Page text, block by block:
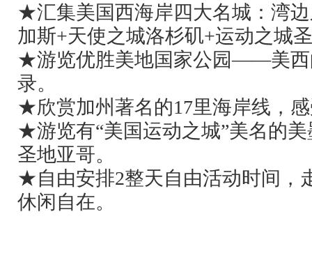
★汇集美国西海岸四大名城：湾
加斯+天使之城洛杉矶+运动之城
★游览优胜美地国家公园——美西
录。
★欣赏加州著名的17里海岸线，
★游览有“美国运动之城”美名的
圣地亚哥。
★自由安排2整天自由活动时间，
休闲自在。